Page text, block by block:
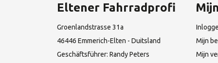
Eltener Fahrradprofi
Groenlandstrasse 31a
46446 Emmerich-Elten - Duitsland
Geschäftsführer: Randy Peters
Mijn
Mijn